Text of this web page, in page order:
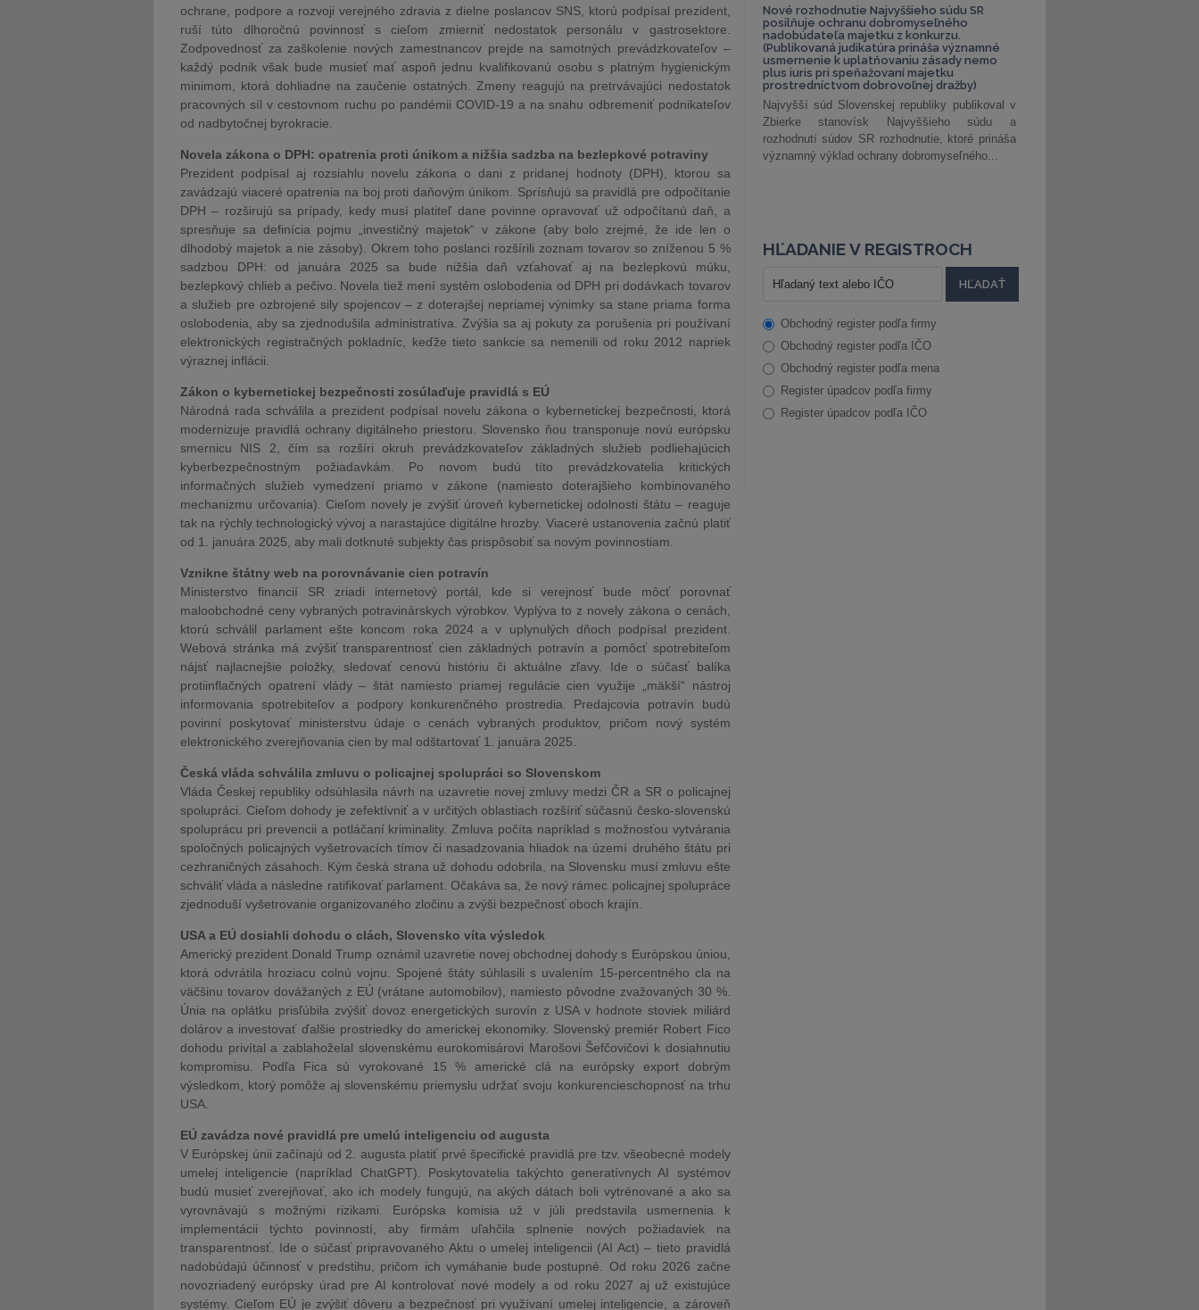
ochrane, podpore a rozvoji verejného zdravia z dielne poslancov SNS, ktorú podpísal prezident,
ruší túto dlhoročnú povinnosť s cieľom zmierniť nedostatok personálu v gastrosektore.
Zodpovednosť za zaškolenie nových zamestnancov prejde na samotných prevádzkovateľov –
každý podnik však bude musieť mať aspoň jednu kvalifikovanú osobu s platným hygienickým
minimom, ktorá dohliadne na zaučenie ostatných. Zmeny reagujú na pretrvávajúci nedostatok
pracovných síl v cestovnom ruchu po pandémii COVID-19 a na snahu odbremeniť podnikateľov
od nadbytočnej byrokracie.
Novela zákona o DPH: opatrenia proti únikom a nižšia sadzba na bezlepkové potraviny
Prezident podpísal aj rozsiahlu novelu zákona o dani z pridanej hodnoty (DPH), ktorou sa
zavádzajú viaceré opatrenia na boj proti daňovým únikom. Sprísňujú sa pravidlá pre odpočítanie
DPH – rozširujú sa prípady, kedy musí platiteľ dane povinne opravovať už odpočítanú daň, a
spresňuje sa definícia pojmu „investičný majetok“ v zákone (aby bolo zrejmé, že ide len o
dlhodobý majetok a nie zásoby). Okrem toho poslanci rozšírili zoznam tovarov so zníženou 5 %
sadzbou DPH: od januára 2025 sa bude nižšia daň vzťahovať aj na bezlepkovú múku,
bezlepkový chlieb a pečivo. Novela tiež mení systém oslobodenia od DPH pri dodávkach tovarov
a služieb pre ozbrojené sily spojencov – z doterajšej nepriamej výnimky sa stane priama forma
oslobodenia, aby sa zjednodušila administratíva. Zvýšia sa aj pokuty za porušenia pri používaní
elektronických registračných pokladníc, keďže tieto sankcie sa nemenili od roku 2012 napriek
výraznej inflácii.
Zákon o kybernetickej bezpečnosti zosúlaďuje pravidlá s EÚ
Národná rada schválila a prezident podpísal novelu zákona o kybernetickej bezpečnosti, ktorá
modernizuje pravidlá ochrany digitálneho priestoru. Slovensko ňou transponuje novú európsku
smernicu NIS 2, čím sa rozšíri okruh prevádzkovateľov základných služieb podliehajúcich
kyberbezpečnostným požiadavkám. Po novom budú títo prevádzkovatelia kritických
informačných služieb vymedzení priamo v zákone (namiesto doterajšieho kombinovaného
mechanizmu určovania). Cieľom novely je zvýšiť úroveň kybernetickej odolnosti štátu – reaguje
tak na rýchly technologický vývoj a narastajúce digitálne hrozby. Viaceré ustanovenia začnú platiť
od 1. januára 2025, aby mali dotknuté subjekty čas prispôsobiť sa novým povinnostiam.
Vznikne štátny web na porovnávanie cien potravín
Ministerstvo financií SR zriadi internetový portál, kde si verejnosť bude môcť porovnať
maloobchodné ceny vybraných potravinárskych výrobkov. Vyplýva to z novely zákona o cenách,
ktorú schválil parlament ešte koncom roka 2024 a v uplynulých dňoch podpísal prezident.
Webová stránka má zvýšiť transparentnosť cien základných potravín a pomôcť spotrebiteľom
nájsť najlacnejšie položky, sledovať cenovú históriu či aktuálne zľavy. Ide o súčasť balíka
protiinflačných opatrení vlády – štát namiesto priamej regulácie cien využije „mäkší“ nástroj
informovania spotrebiteľov a podpory konkurenčného prostredia. Predajcovia potravín budú
povinní poskytovať ministerstvu údaje o cenách vybraných produktov, pričom nový systém
elektronického zverejňovania cien by mal odštartovať 1. januára 2025.
Česká vláda schválila zmluvu o policajnej spolupráci so Slovenskom
Vláda Českej republiky odsúhlasila návrh na uzavretie novej zmluvy medzi ČR a SR o policajnej
spolupráci. Cieľom dohody je zefektívniť a v určitých oblastiach rozšíriť súčasnú česko-slovenskú
spoluprácu pri prevencii a potláčaní kriminality. Zmluva počíta napríklad s možnosťou vytvárania
spoločných policajných vyšetrovacích tímov či nasadzovania hliadok na území druhého štátu pri
cezhraničných zásahoch. Kým česká strana už dohodu odobrila, na Slovensku musí zmluvu ešte
schváliť vláda a následne ratifikovať parlament. Očakáva sa, že nový rámec policajnej spolupráce
zjednoduší vyšetrovanie organizovaného zločinu a zvýši bezpečnosť oboch krajín.
USA a EÚ dosiahli dohodu o clách, Slovensko víta výsledok
Americký prezident Donald Trump oznámil uzavretie novej obchodnej dohody s Európskou úniou,
ktorá odvrátila hroziacu colnú vojnu. Spojené štáty súhlasili s uvalením 15-percentného cla na
väčšinu tovarov dovážaných z EÚ (vrátane automobilov), namiesto pôvodne zvažovaných 30 %.
Únia na oplátku prisľúbila zvýšiť dovoz energetických surovín z USA v hodnote stoviek miliárd
dolárov a investovať ďalšie prostriedky do americkej ekonomiky. Slovenský premiér Robert Fico
dohodu privítal a zablahoželal slovenskému eurokomisárovi Marošovi Šefčovičovi k dosiahnutiu
kompromisu. Podľa Fica sú vyrokované 15 % americké clá na európsky export dobrým
výsledkom, ktorý pomôže aj slovenskému priemyslu udržať svoju konkurencieschopnosť na trhu
USA.
EÚ zavádza nové pravidlá pre umelú inteligenciu od augusta
V Európskej únii začínajú od 2. augusta platiť prvé špecifické pravidlá pre tzv. všeobecné modely
umelej inteligencie (napríklad ChatGPT). Poskytovatelia takýchto generatívnych AI systémov
budú musieť zverejňovať, ako ich modely fungujú, na akých dátach boli vytrénované a ako sa
vyrovnávajú s možnými rizikami. Európska komisia už v júli predstavila usmernenia k
implementácii týchto povinností, aby firmám uľahčila splnenie nových požiadaviek na
transparentnosť. Ide o súčasť pripravovaného Aktu o umelej inteligencii (AI Act) – tieto pravidlá
nadobúdajú účinnosť v predstihu, pričom ich vymáhanie bude postupné. Od roku 2026 začne
novozriadený európsky úrad pre AI kontrolovať nové modely a od roku 2027 aj už existujúce
systémy. Cieľom EÚ je zvýšiť dôveru a bezpečnosť pri využívaní umelej inteligencie, a zároveň
Nové rozhodnutie Najvyššieho súdu SR
posilňuje ochranu dobromyseľného
nadobúdateľa majetku z konkurzu.
(Publikovaná judikatúra prináša významné
usmernenie k uplatňovaniu zásady nemo
plus iuris pri speňažovaní majetku
prostredníctvom dobrovoľnej dražby)
Najvyšší súd Slovenskej republiky publikoval v
Zbierke stanovísk Najvyššieho súdu a
rozhodnutí súdov SR rozhodnutie, ktoré prináša
významný výklad ochrany dobromyseľného...
HĽADANIE V REGISTROCH
Obchodný register podľa firmy
Obchodný register podľa IČO
Obchodný register podľa mena
Register úpadcov podľa firmy
Register úpadcov podľa IČO